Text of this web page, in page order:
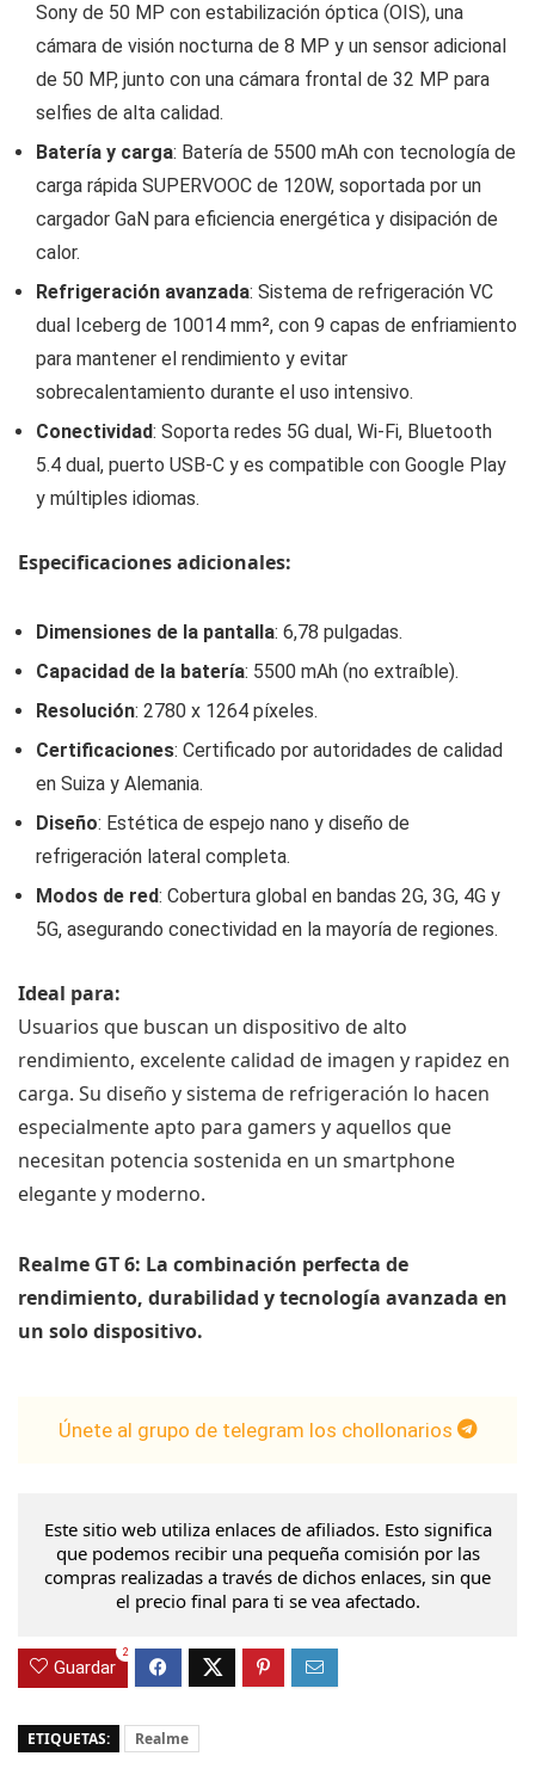
Sony de 50 MP con estabilización óptica (OIS), una
cámara de visión nocturna de 8 MP y un sensor adicional
de 50 MP, junto con una cámara frontal de 32 MP para
selfies de alta calidad.
Batería y carga: Batería de 5500 mAh con tecnología de
carga rápida SUPERVOOC de 120W, soportada por un
cargador GaN para eficiencia energética y disipación de
calor.
Refrigeración avanzada: Sistema de refrigeración VC
dual Iceberg de 10014 mm², con 9 capas de enfriamiento
para mantener el rendimiento y evitar
sobrecalentamiento durante el uso intensivo.
Conectividad: Soporta redes 5G dual, Wi-Fi, Bluetooth
5.4 dual, puerto USB-C y es compatible con Google Play
y múltiples idiomas.
Especificaciones adicionales:
Dimensiones de la pantalla: 6,78 pulgadas.
Capacidad de la batería: 5500 mAh (no extraíble).
Resolución: 2780 x 1264 píxeles.
Certificaciones: Certificado por autoridades de calidad
en Suiza y Alemania.
Diseño: Estética de espejo nano y diseño de
refrigeración lateral completa.
Modos de red: Cobertura global en bandas 2G, 3G, 4G y
5G, asegurando conectividad en la mayoría de regiones.
Ideal para:
Usuarios que buscan un dispositivo de alto
rendimiento, excelente calidad de imagen y rapidez en
carga. Su diseño y sistema de refrigeración lo hacen
especialmente apto para gamers y aquellos que
necesitan potencia sostenida en un smartphone
elegante y moderno.
Realme GT 6: La combinación perfecta de
rendimiento, durabilidad y tecnología avanzada en
un solo dispositivo.
Únete al grupo de telegram los chollonarios
Este sitio web utiliza enlaces de afiliados. Esto significa
que podemos recibir una pequeña comisión por las
compras realizadas a través de dichos enlaces, sin que
el precio final para ti se vea afectado.
Guardar
2
ETIQUETAS: Realme